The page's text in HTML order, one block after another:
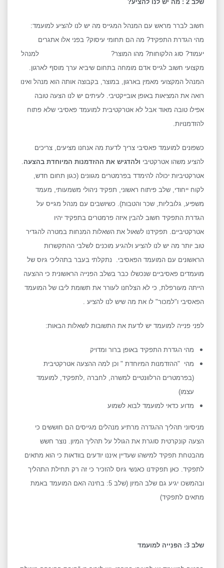
שלב 2 : מה יש לנו להציע?
חשוב לברר מראש עם המנהל המגייס מה יש לנו להציע למועמד:
מהי הגדרת התפקיד? מה הם תחומי עיסוק? בפני אלו אתגרים
יעמוד? סוג הלקוחות? מהו המוצר? למנהל
מקצועי חשוב לגייס אדם מומחה בתחום שיביא ערך מוסף לארגון.
המנהל המקצועי מאמין בארגון, במוצר, בקבוצה אותה הוא מנהל ואינו
רואה את המציאות באופן אובייקטיבי. לעיתים יש לנו הצעה טובה
אפילו טובה מאוד אבל לא אטרקטיבית למועמד פאסיבי שלא פתוח
להזדמנויות.
כשפונים למועמד פאסיבי צריך לדעת מה אנחנו מציעים, צריכים
להציע משהו אטרקטיבי ולהדגיש את ההזדמנות המיוחדת בהצעה.
אטרקטיביות יכולה להימדד בפרמטרים מגוונים (כגון תחום חדש,
לקוח ייחודי, שלב פיתוח ראשוני, תפקיד ניהולי משמעותי, מעמד
משפיע, גלובליות, שכר והטבות). כשיושבים עם מנהל מגייס על
הגדרת התפקיד חשוב להבין איזה פרמטרים בתפקיד יהיו
אטרקטיביים. תפקידנו לשאול את השאלות המנחות במטרה להגדיר
טוב יותר מה יש לנו להציע ולהגיע מוכנים לשלבי ההתקשרות
הראשונים עם המועמד הפאסיבי. נתקלתי בעבר בתהליכי גיוס של
מועמדים פאסיביים שנכשלו כבר בשלב הפנייה הראשונית כי ההצעה
הייתה מעורפלת, כי לא הצלחנו לעורר את תשומת ליבו של המועמד
הפאסיבי ו"למכור" לו את מה שיש לנו להציע .
לפני פנייה למועמד יש לדעת את התשובות לשאלות הבאות:
מהי הגדרת התפקיד באופן ברור ומדויק
מהי "ההזדמנות המיוחדת " וכן למה ההצעה אטרקטיבית
(בפרמטרים הרלוונטיים למשרה, לחברה ,לתפקיד, למועמד
עצמו)
מדוע כדאי למועמד לבוא לשמוע
מניסיוני תהליך ההגדרה מרתיע מנהלים מגייסים הם חוששים כי
הצעה קונקרטית סוגרת את הגולל על תהליך המיון. נוצר חשש
מהבטחת תפקיד למישהו שעדיין איננו יודעים בוודאות כי הוא מתאים
לתפקיד. כאן תפקידנו כאנשי גיוס להזכיר כי זה רק תחילת התהליך
ובהמשכו יגיע גם שלב המיון (שלב 5: בחינה האם המועמד באמת
מתאים לתפקיד)
שלב 3: הפּנִייה למועמד